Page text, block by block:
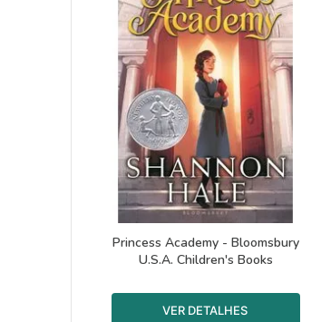
Princess Academy - Bloomsbury
U.S.A. Children's Books